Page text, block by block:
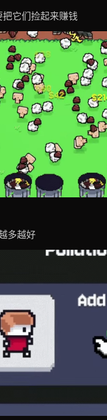
它们捡起来赚钱
多越好